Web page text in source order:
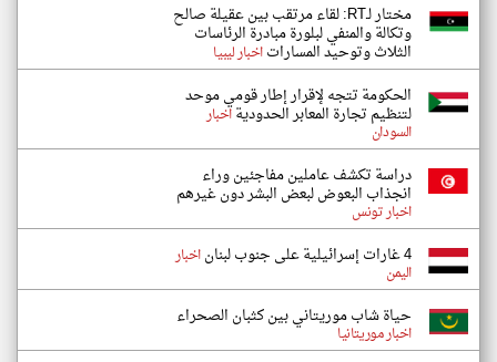
مختار لـRT: لقاء مرتقب بين عقيلة صالح
وتكالة والمنفي لبلورة مبادرة الرئاسات
الثلاث وتوحيد المساراتاخبار ليبيا
الحكومة تتجه لإقرار إطار قومي موحد
لتنظيم تجارة المعابر الحدوديةاخبار
السودان
دراسة تكشف عاملين مفاجئين وراء
انجذاب البعوض لبعض البشر دون غيرهم
اخبار تونس
4 غارات إسرائيلية على جنوب لبنان اخبار
اليمن
حياة شاب موريتاني بين كثبان الصحراء
اخبار موريتانيا